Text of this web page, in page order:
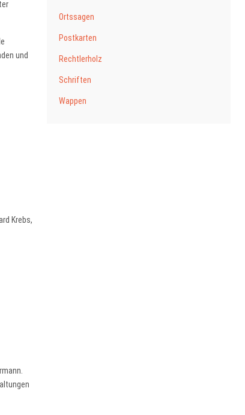
und
Krebs,
Ortssagen
Postkarten
Rechtlerholz
Schriften
Wappen